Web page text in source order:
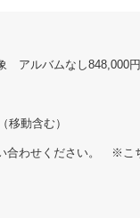
アルバムなし848,000
動含む）
合わせください。 ※こ